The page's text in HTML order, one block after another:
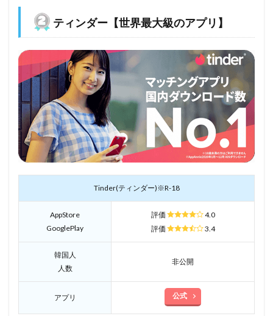
ティンダー【世界最大級のアプリ】
Tinder(ティンダー)※R-18
AppStore
GooglePlay
評価
4.0
評価
3.4
韓国人
人数
非公開
アプリ 公式